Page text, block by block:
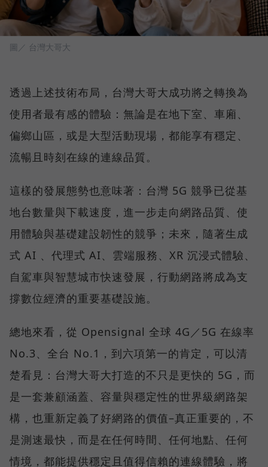
圖／ 台灣大哥大
透過上述技術布局，台灣大哥大成功將之轉換為
使用者最有感的體驗：無論是在地下室、車廂、
偏鄉山區，或是大型活動現場，都能享有穩定、
流暢且時刻在線的連線品質。
這樣的發展態勢也意味著：台灣 5G 競爭已從基
地台數量與下載速度，進一步走向網路品質、使
用體驗與基礎建設韌性的競爭；未來，隨著生成
式 AI 、代理式 AI、雲端服務、XR 沉浸式體驗、
自駕車與智慧城市快速發展，行動網路將成為支
撐數位經濟的重要基礎設施。
總地來看，從 Opensignal 全球 4G／5G 在線率
No.3、全台 No.1，到六項第一的肯定，可以清
楚看見：台灣大哥大打造的不只是更快的 5G，而
是一套兼顧涵蓋、容量與穩定性的世界級網路架
構，也重新定義了好網路的價值–真正重要的，不
是測速最快，而是在任何時間、任何地點、任何
情境，都能提供穩定且值得信賴的連線體驗，將